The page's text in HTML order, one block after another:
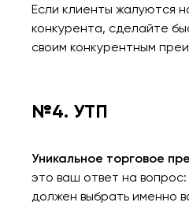
Если клиенты жалуются
конкурента, сделайте
своим конкурентным
№4. УТП
Уникальное торговое
это ваш ответ на
должен выбрать именно